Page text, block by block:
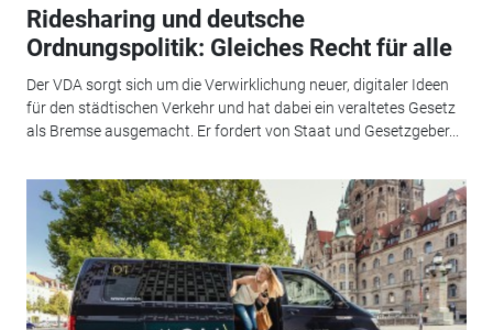
Ridesharing und deutsche
Ordnungspolitik: Gleiches Recht für alle
Der VDA sorgt sich um die Verwirklichung neuer, digitaler Ideen
für den städtischen Verkehr und hat dabei ein veraltetes Gesetz
als Bremse ausgemacht. Er fordert von Staat und Gesetzgeber...